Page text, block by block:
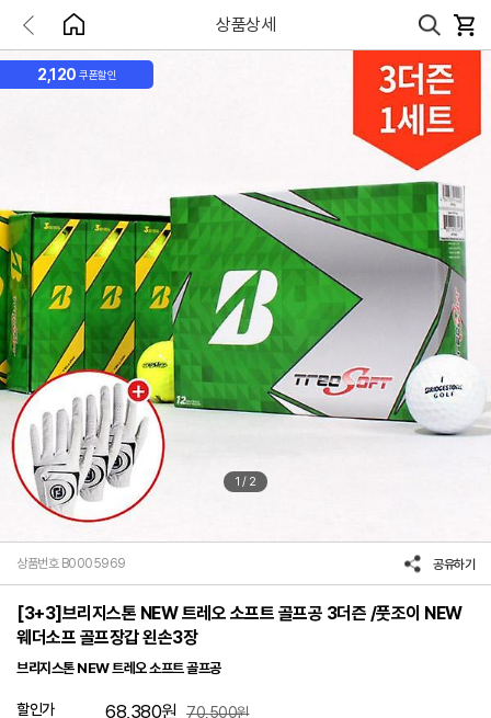
상품상세
2,120 쿠폰할인
1 / 2
상품번호 B0005969 공유하기
[3+3]브리지스톤 NEW 트레오 소프트 골프공 3더즌 /풋조이 NEW
웨더소프 골프장갑 왼손3장
브리지스톤 NEW 트레오 소프트 골프공
할인가 68,380원 70,500원